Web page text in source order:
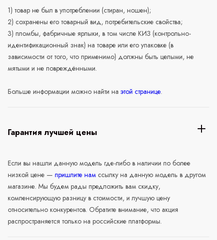
1) товар не был в употреблении (стиран, ношен);
2) сохранены его товарный вид, потребительские свойства;
3) пломбы, фабричные ярлыки, в том числе КИЗ (контрольно-
идентификационный знак) на товаре или его упаковке (в
зависимости от того, что применимо) должны быть целыми, не
мятыми и не повреждёнными.
Больше информации можно найти на этой странице.
Гарантия лучшей цены
Если вы нашли данную модель где-либо в наличии по более
низкой цене — пришлите нам ссылку на данную модель в другом
магазине. Мы будем рады предложить вам скидку,
компенсирующую разницу в стоимости, и лучшую цену
относительно конкурентов. Обратите внимание, что акция
распространяется только на российские платформы.